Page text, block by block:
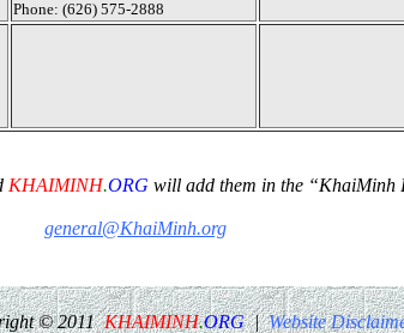
Phone: (626) 575-2888
KHAIMINH.ORG will add them in the “KhaiMinh
general@KhaiMinh.org
© 2011KHAIMINH.ORG |Website